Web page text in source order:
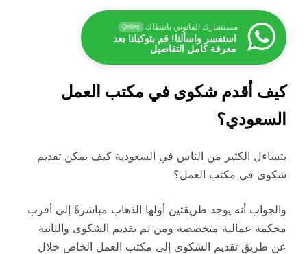
مستشارك القانوني بانتظاك Online
استفسر واسألنا! قم بتوكيلنا بعد
معرفة كامل التفاصيل
كيف أقدم شكوى في مكتب العمل
السعودي؟
يتساءل الكثير من الناس في السعودية كيف يمكن تقديم
شكوى في مكتب العمل؟
والجواب أنه يوجد طريقتين أولها الذهاب مباشرةً إلى أقرب
محكمة عمالية متخصصة ومن ثم تقديم الشكوى والثانية
عن طريق تقديم الشكوى إلى مكتب العمل الخاص خلال